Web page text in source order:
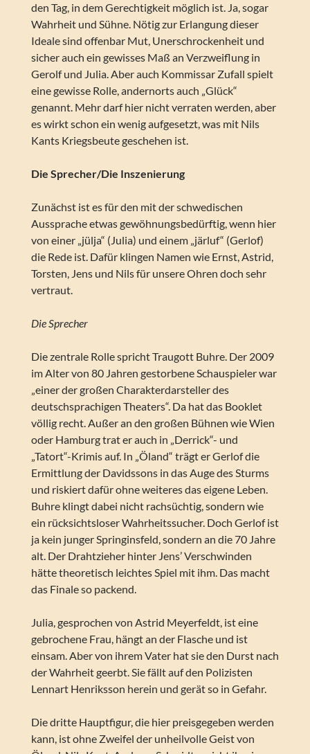
den Tag, in dem Gerechtigkeit möglich ist. Ja, sogar
Wahrheit und Sühne. Nötig zur Erlangung dieser
Ideale sind offenbar Mut, Unerschrockenheit und
sicher auch ein gewisses Maß an Verzweiflung in
Gerolf und Julia. Aber auch Kommissar Zufall spielt
eine gewisse Rolle, andernorts auch „Glück“
genannt. Mehr darf hier nicht verraten werden, aber
es wirkt schon ein wenig aufgesetzt, was mit Nils
Kants Kriegsbeute geschehen ist.
Die Sprecher/Die Inszenierung
Zunächst ist es für den mit der schwedischen
Aussprache etwas gewöhnungsbedürftig, wenn hier
von einer „jülja“ (Julia) und einem „järluf“ (Gerlof)
die Rede ist. Dafür klingen Namen wie Ernst, Astrid,
Torsten, Jens und Nils für unsere Ohren doch sehr
vertraut.
Die Sprecher
Die zentrale Rolle spricht Traugott Buhre. Der 2009
im Alter von 80 Jahren gestorbene Schauspieler war
„einer der großen Charakterdarsteller des
deutschsprachigen Theaters“. Da hat das Booklet
völlig recht. Außer an den großen Bühnen wie Wien
oder Hamburg trat er auch in „Derrick“- und
„Tatort“-Krimis auf. In „Öland“ trägt er Gerlof die
Ermittlung der Davidssons in das Auge des Sturms
und riskiert dafür ohne weiteres das eigene Leben.
Buhre klingt dabei nicht rachsüchtig, sondern wie
ein rücksichtsloser Wahrheitssucher. Doch Gerlof ist
ja kein junger Springinsfeld, sondern an die 70 Jahre
alt. Der Drahtzieher hinter Jens’ Verschwinden
hätte theoretisch leichtes Spiel mit ihm. Das macht
das Finale so packend.
Julia, gesprochen von Astrid Meyerfeldt, ist eine
gebrochene Frau, hängt an der Flasche und ist
einsam. Aber von ihrem Vater hat sie den Durst nach
der Wahrheit geerbt. Sie fällt auf den Polizisten
Lennart Henriksson herein und gerät so in Gefahr.
Die dritte Hauptfigur, die hier preisgegeben werden
kann, ist ohne Zweifel der unheilvolle Geist von